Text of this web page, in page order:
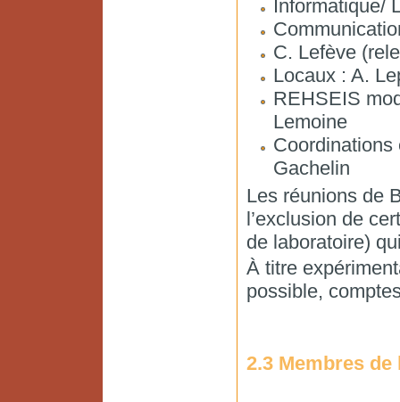
Informatique/
C. Lefève
Locaux : A.
REHSEIS
Lemoine
Coordinations
Gachelin
Les réunions de
l’exclusion de
de laboratoire)
À titre
possible,
2.3 Membres de